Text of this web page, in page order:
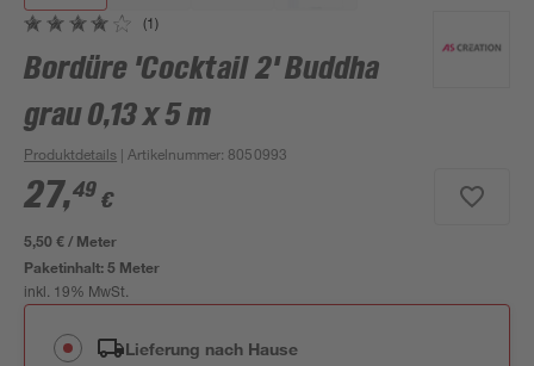
(1)
Bordüre 'Cocktail 2' Buddha
grau 0,13 x 5 m
Produktdetails | Artikelnummer: 8050993
27,49 €
5,50 € / Meter
Paketinhalt:5 Meter
inkl. 19% MwSt.
Lieferung nach Hause